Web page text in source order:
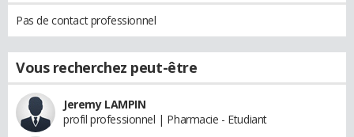
Pas de contact professionnel
Vous recherchez peut-être
Jeremy LAMPIN
profil professionnel | Pharmacie - Etudiant